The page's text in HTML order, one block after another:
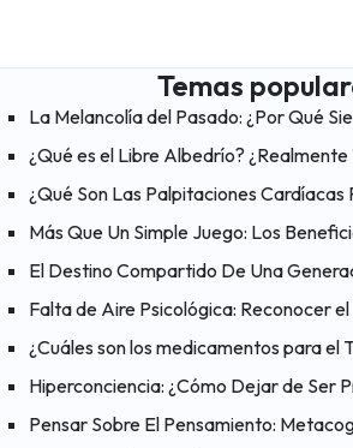
Temas
Falta de Aire Psicológica: Reconocer